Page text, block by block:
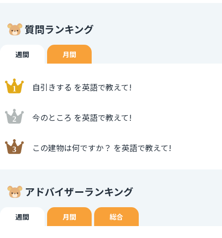
質問ランキング
週間 月間
自引きする を英語で教えて!
今のところ を英語で教えて!
この建物は何ですか？ を英語で教えて!
アドバイザーランキング
週間 月間 総合